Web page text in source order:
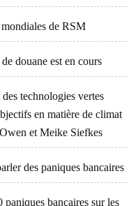
mondiales de RSM
douane est en cours
technologies vertes
en matière de climat
et Meike Siefkes
des paniques bancaires
bancaires sur les